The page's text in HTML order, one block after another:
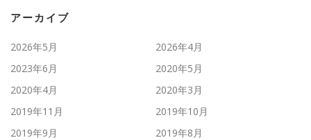
アーカイブ
2026年5月
2026年4月
2023年6月
2020年5月
2020年4月
2020年3月
2019年11月
2019年10月
2019年9月
2019年8月